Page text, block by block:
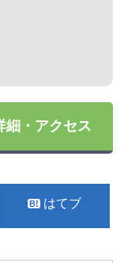
細・アクセス
はてブ